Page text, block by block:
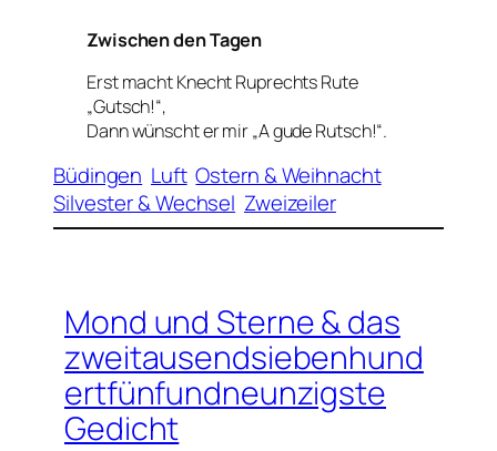
Zwischen den Tagen
Erst macht Knecht Ruprechts Rute
„Gutsch!“,
Dann wünscht er mir „A gude Rutsch!“.
Büdingen Luft Ostern & Weihnacht
Silvester & Wechsel Zweizeiler
Mond und Sterne & das
zweitausendsiebenhund
ertfünfundneunzigste
Gedicht